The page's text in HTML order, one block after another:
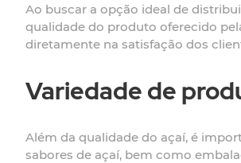
Ao buscar a opção ideal de
qualidade do produto oferecido
diretamente na satisfação dos
Variedade de
Além da qualidade do açaí, é
sabores de açaí, bem como